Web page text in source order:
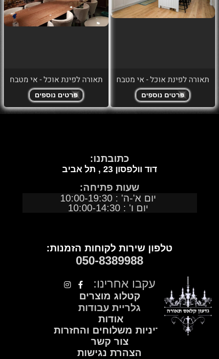
תאורה לפינת אוכל - אי מטבח
פרטים נוספים
תאורה לפינת אוכל - אי מטבח
פרטים נוספים
כתובתנו:
דוד וולפסון 23 , תל אביב
שעות פתיחה:
יום א'-ה' : 10:00-19:30
יום ו' : 10:00-14:30
טלפון שירות לקוחות הזמנות:
050-8389988
עקבו אחרינו:
קטלוג מוצרים
גלריית עבודות
אודות
מדיניות משלוחים והחזרות
צור קשר
הצהרת נגישות